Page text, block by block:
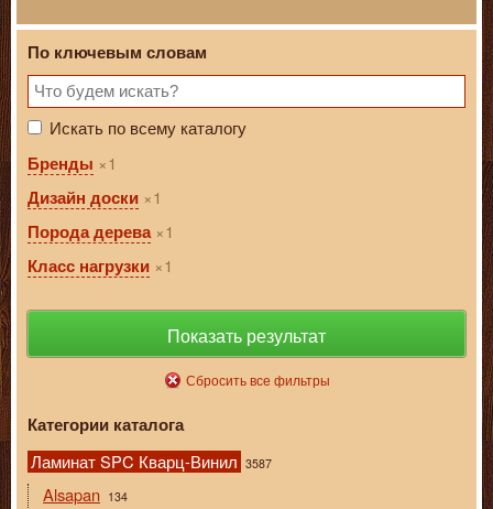
По ключевым словам
Искать по всему каталогу
Бренды
1
Дизайн доски
1
Порода дерева
1
Класс нагрузки
1
Показать результат
Сбросить все фильтры
Категории каталога
Ламинат SPC Кварц-Винил 3587
Alsapan 134